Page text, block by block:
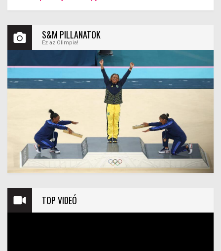
S&M PILLANATOK
Ez az Olimpia!
TOP VIDEÓ